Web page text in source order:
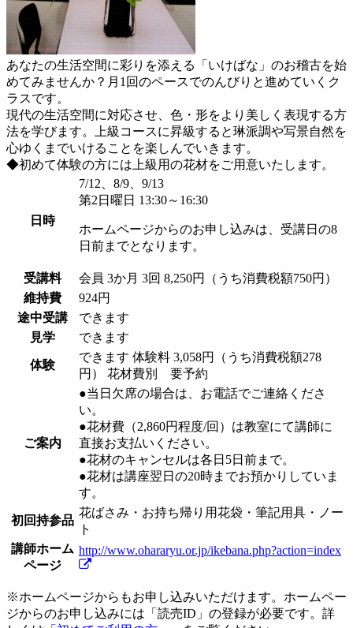
あなたの生活空間に彩りを添える「いけばな」のお稽古を始
めてみませんか？月1回のペースでのんびりと進めていくク
ラスです。
現代の生活空間に対応させ、色・形をより美しく表現する方
法を学びます。上級コースに昇級すると琳派調や写景自然を
心ゆくまでいけることを楽しんでいきます。
◆初めて体験の方には上級用の花材をご用意いたします。
日時
7/12、8/9、9/13
第2日曜日 13:30～16:30
ホームページからのお申し込みは、受講日の8
日前までとなります。
受講料 会員 3か月 3回 8,250円（うち消費税額750円）
維持費
924円
途中受講
できます
見学
できます
体験
できます 体験料 3,058円（うち消費税額278
円） 花材費別 要予約
ご案内
●当日欠席の場合は、お電話でご連絡くださ
い。
●花材費（2,860円程度/回）は教室にて講師に
直接お支払いください。
●花材のキャンセルは各日5日前まで。
●花材は講座翌日の20時までお預かりしていま
す。
初回持参品
花ばさみ・お持ち帰り用花袋・筆記用具・ノー
ト
講師ホーム
ページ
http://www.ohararyu.or.jp/ikebana.php?action=index
※ホームページからもお申し込みいただけます。ホームペー
ジからのお申し込みには「読売ID」の登録が必要です。詳